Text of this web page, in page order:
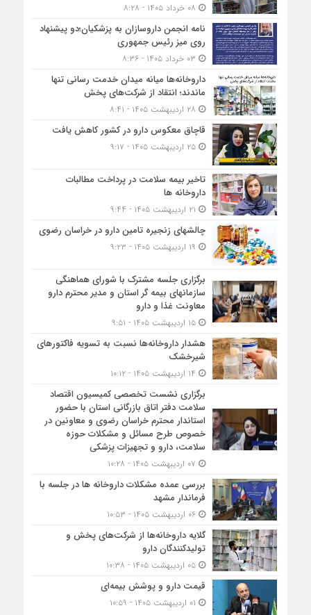
نامه انجمن داروسازان به پزشکیان؛دو پیشنهاد
روی میز رئیس جمهوری
داروخانه‌ها میانه میدان خدمت رسانی تنها
ماندند؛ انتقاد از شرکت‌های پخش
قاچاق معکوس دارو در کشور کاهش یافت
۲۵ اردیبهشت ۱۴۰۵ - ۹:۱۷
تاخیر بیمه سلامت در پرداخت مطالبات
داروخانه ها
چالشهای زنجیره تامین دارو در خراسان رضوی
برگزاری جلسه مشترک با شورای هماهنگی
سازمانهای بیمه گر استان و مدیر محترم دارو
معاونت غذا و دارو
۱۵ اردیبهشت ۱۴۰۵ - ۹:۵۱
هشدار داروخانه‌ها نسبت به تسویه فاکتورهای
شیرخشک
برگزاری نشست تخصصی کمیسیون اقتصاد
سلامت دفتر اتاق بازرگانی استان با حضور
استاندار محترم خراسان رضوی و معاونین در
خصوص طرح مسائل و مشکلات حوزه
سلامت، دارو و تجهیزات پزشکی
بررسی عمده مشکلات داروخانه ها در جلسه با
فرماندار مشهد
۰۶ اردیبهشت ۱۴۰۵ - ۱۰:۵۳
گلایه داروخانه‌ها از شرکت‌های پخش و
تولیدکنندگان دارو
۰۵ اردیبهشت ۱۴۰۵ - ۱۰:۳۸
قیمت دارو و پوشش بیمه‌ای